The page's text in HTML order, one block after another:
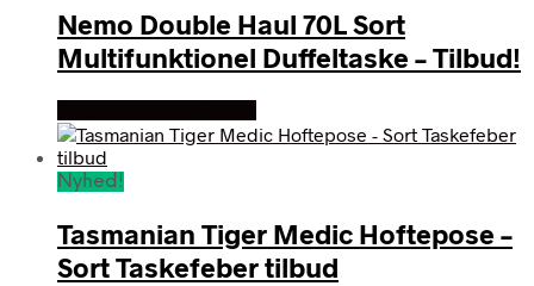
Nemo Double Haul 70L Sort
Multifunktionel Duffeltaske – Tilbud!
Nyhed!
Tasmanian Tiger Medic Hoftepose –
Sort Taskefeber tilbud